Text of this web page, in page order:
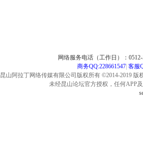
网络服务电话（工作日）：
商务QQ:228661547| 客服
昆山阿拉丁网络传媒有限公司版权所有 ©2014-2019
未经昆山论坛官方授权，任何APP